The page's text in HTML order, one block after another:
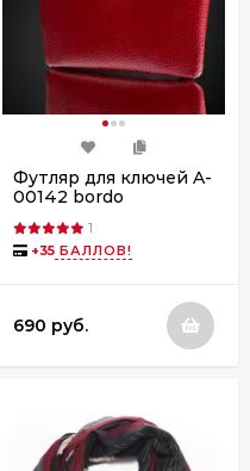
Футляр для ключей A-
00142 bordo
1
+35 БАЛЛОВ!
690 руб.